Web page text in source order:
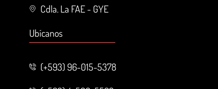
Cdla. La FAE - GYE
Ubícanos
(+593) 96-015-5378